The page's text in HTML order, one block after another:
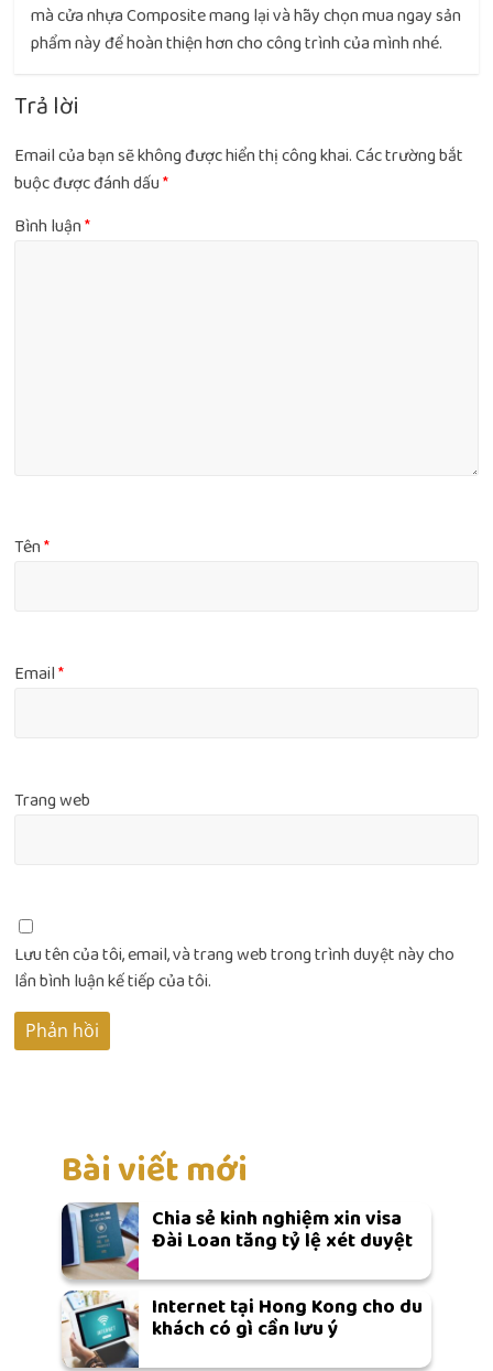
mà cửa nhựa Composite mang lại và hãy chọn mua ngay sản
phẩm này để hoàn thiện hơn cho công trình của mình nhé.
Trả lời
Email của bạn sẽ không được hiển thị công khai.Các trường bắt
buộc được đánh dấu*
Bình luận*
Tên*
Email*
Trang web
Lưu tên của tôi, email, và trang web trong trình duyệt này cho
lần bình luận kế tiếp của tôi.
Bài viết mới
Chia sẻ kinh nghiệm xin visa
Đài Loan tăng tỷ lệ xét duyệt
Internet tại Hong Kong cho du
khách có gì cần lưu ý